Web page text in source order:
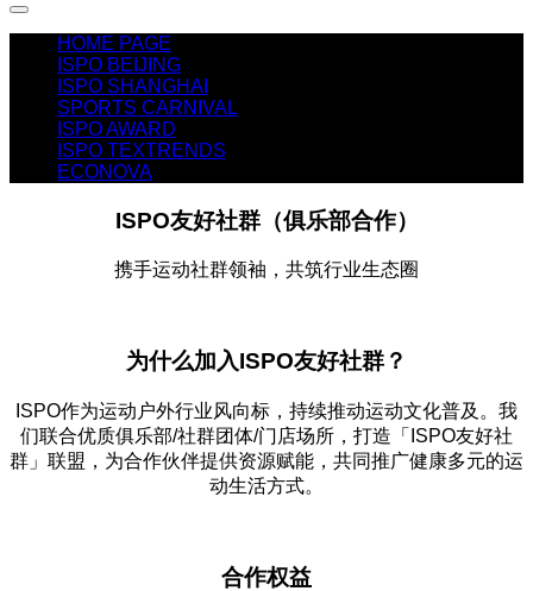
HOME PAGE
ISPO BEIJING
ISPO SHANGHAI
SPORTS CARNIVAL
ISPO AWARD
ISPO TEXTRENDS
ECONOVA
ISPO友好社群（俱乐部合作）
携手运动社群领袖，共筑行业生态圈
为什么加入ISPO友好社群？
ISPO作为运动户外行业风向标，持续推动运动文化普及。我
们联合优质俱乐部/社群团体/门店场所，打造「ISPO友好社
群」联盟，为合作伙伴提供资源赋能，共同推广健康多元的运
动生活方式。
合作权益